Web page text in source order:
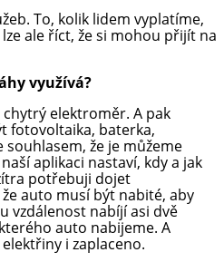
To, kolik lidem vyplatíme,
ale říct, že si mohou přijít na
využívá?
elektroměr. A pak
fotovoltaika, baterka,
že je můžeme
aplikaci nastaví, kdy a jak
potřebuji dojet
auto musí být nabité, aby
vzdálenost nabíjí asi dvě
auto nabijeme. A
i zaplaceno.